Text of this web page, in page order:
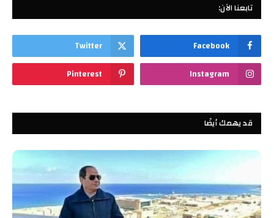
تابعنا الآن:
Facebook
Twitter
Instagram
Pinterest
قد يهمك أيضًا